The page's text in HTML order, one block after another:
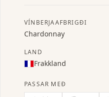
VÍNBERJAAFBRIGÐI
Chardonnay
LAND
Frakkland
PASSAR MEÐ